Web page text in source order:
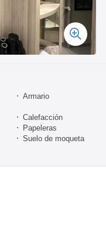
Armario
Calefacción
Papeleras
Suelo de moqueta